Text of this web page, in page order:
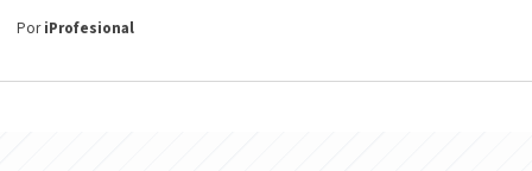
PoriProfesional